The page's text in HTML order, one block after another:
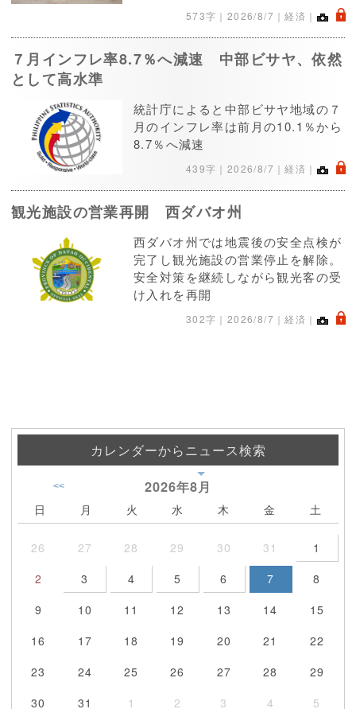
573字｜ 2026/8/7 ｜経済｜ .
７月インフレ率8.7％へ減速 中部ビサヤ、依然
として高水準
統計庁によると中部ビサヤ地域の７
月のインフレ率は前月の10.1％から
8.7％へ減速
439字｜ 2026/8/7 ｜経済｜ .
観光施設の営業再開 西ダバオ州
西ダバオ州では地震後の安全点検が
完了し観光施設の営業停止を解除。
安全対策を継続しながら観光客の受
け入れを再開
302字｜ 2026/8/7 ｜経済｜ .
カレンダーからニュース検索
2026年8月
<<
日 月 火 水 木 金 土
26 27 28 29 30 31
1
2
3 4 5 6 7
8
9
10 11 12 13 14
15
16
17 18 19 20 21
22
23
24 25 26 27 28
29
30
31 1 2 3 4 5